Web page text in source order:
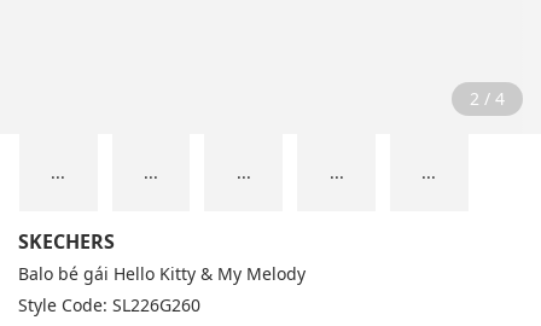
2 / 4
... ... ... ... ...
SKECHERS
Balo bé gái Hello Kitty & My Melody
Style Code: SL226G260